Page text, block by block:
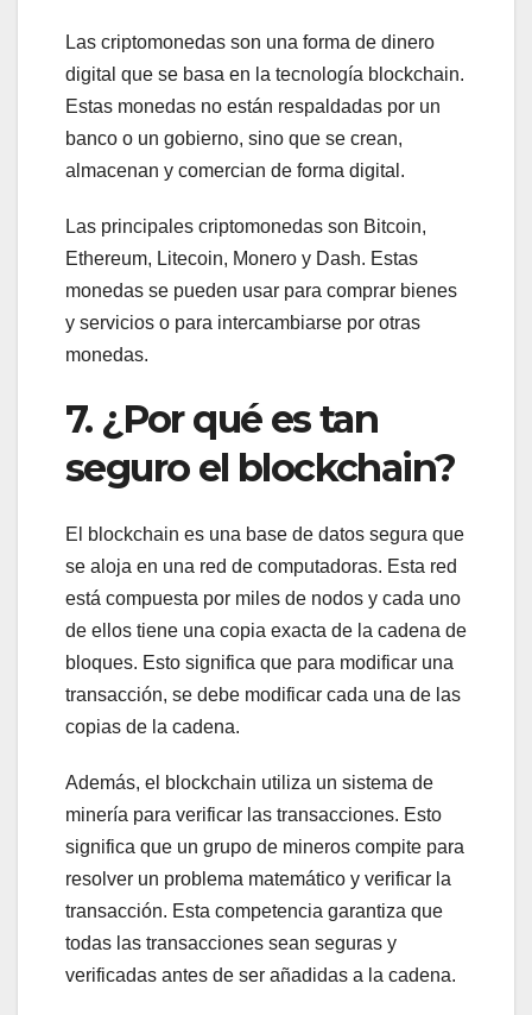
Las criptomonedas son una forma de dinero
digital que se basa en la tecnología blockchain.
Estas monedas no están respaldadas por un
banco o un gobierno, sino que se crean,
almacenan y comercian de forma digital.
Las principales criptomonedas son Bitcoin,
Ethereum, Litecoin, Monero y Dash. Estas
monedas se pueden usar para comprar bienes
y servicios o para intercambiarse por otras
monedas.
7. ¿Por qué es tan
seguro el blockchain?
El blockchain es una base de datos segura que
se aloja en una red de computadoras. Esta red
está compuesta por miles de nodos y cada uno
de ellos tiene una copia exacta de la cadena de
bloques. Esto significa que para modificar una
transacción, se debe modificar cada una de las
copias de la cadena.
Además, el blockchain utiliza un sistema de
minería para verificar las transacciones. Esto
significa que un grupo de mineros compite para
resolver un problema matemático y verificar la
transacción. Esta competencia garantiza que
todas las transacciones sean seguras y
verificadas antes de ser añadidas a la cadena.